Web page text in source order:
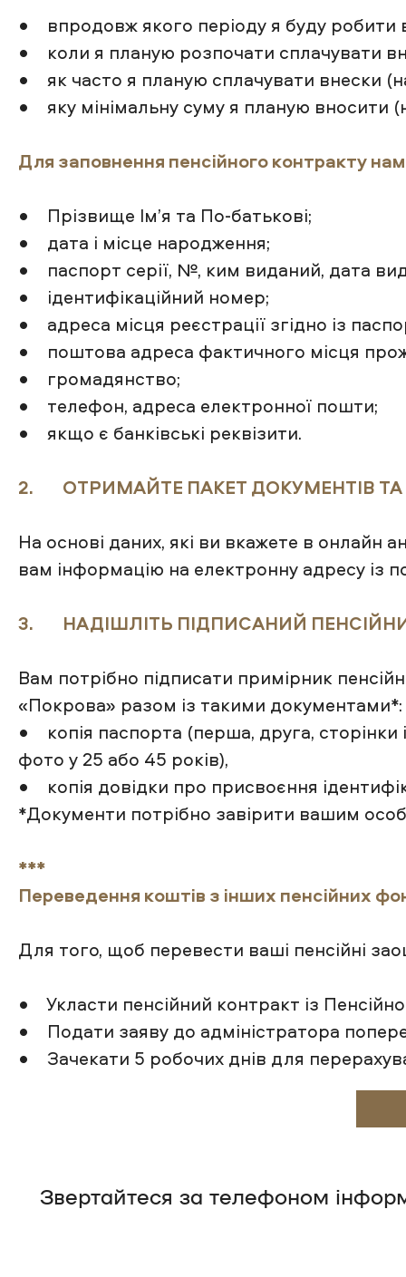
• впродовж якого періоду я буду робити
• коли я планую розпочати сплачувати
• як часто я планую сплачувати внески
• яку мінімальну суму я планую вносити
Для заповнення пенсійного контракту нам
• Прізвище Ім’я та По-батькові;
• дата і місце народження;
• паспорт серії, №, ким виданий, дата
• ідентифікаційний номер;
• адреса місця реєстрації згідно із
• поштова адреса фактичного місця
• громадянство;
• телефон, адреса електронної пошти;
• якщо є банківські реквізити.
2. ОТРИМАЙТЕ ПАКЕТ ДОКУМЕНТІВ ТА
На основі даних, які ви вкажете в онлайн
вам інформацію на електронну адресу із
3. НАДІШЛІТЬ ПІДПИСАНИЙ
Вам потрібно підписати примірник
«Покрова» разом із такими документами*:
• копія паспорта (перша, друга, сторінки
фото у 25 або 45 років),
• копія довідки про присвоєння
*Документи потрібно завірити вашим
***
Переведення коштів з інших пенсійних
Для того, щоб перевести ваші пенсійні
• Укласти пенсійний контракт із
• Подати заяву до адміністратора
• Зачекати 5 робочих днів для
Звертайтеся за телефоном